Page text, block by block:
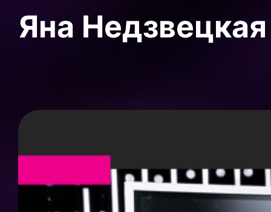
Яна Недзвецкая